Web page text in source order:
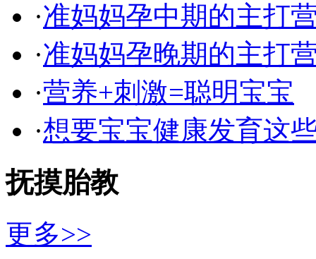
·准妈妈孕中期的主打
·准妈妈孕晚期的主打
·营养+刺激=聪明宝宝
·想要宝宝健康发育这
抚摸胎教
更多>>